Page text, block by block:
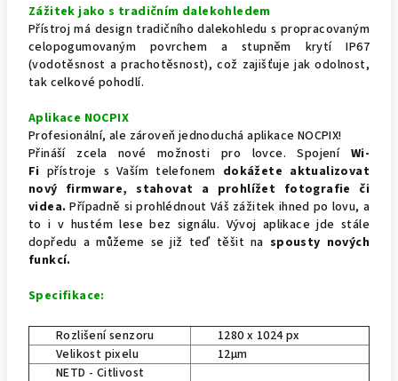
Zážitek jako s tradičním dalekohledem
Přístroj má design tradičního dalekohledu s propracovaným
celopogumovaným povrchem a stupněm krytí IP67
(vodotěsnost a prachotěsnost), což zajišťuje jak odolnost,
tak celkové pohodlí.
Aplikace NOCPIX
Profesionální, ale zároveň jednoduchá aplikace NOCPIX!
Přináší zcela nové možnosti pro lovce. Spojení
Wi-
Fi přístroje s Vaším telefonem dokážete aktualizovat
nový firmware, stahovat a prohlížet fotografie či
videa. Případně si prohlédnout Váš zážitek ihned po lovu, a
to i v hustém lese bez signálu. Vývoj aplikace jde stále
dopředu a můžeme se již teď těšit na spousty nových
funkcí.
Specifikace:
Rozlišení senzoru
1280 x 1024 px
Velikost pixelu
12µm
NETD - Citlivost